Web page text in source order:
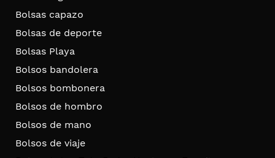
Bolsas capazo
Bolsas de deporte
Bolsas Playa
Bolsos bandolera
Bolsos bombonera
Bolsos de hombro
Bolsos de mano
Bolsos de viaje